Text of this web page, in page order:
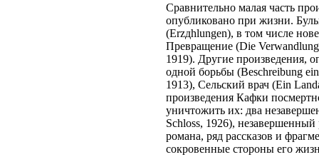
Сравнительно малая часть
опубликовано при жизни.
(Erzдhlungen), в том числе
Превращение (Die
1919). Другие произведения,
одной борьбы (Beschreibung
1913), Сельский врач (Ein
произведения Кафки
уничтожить их: два
Schloss, 1926),
романа, ряд рассказов и
сокровенные стороны его